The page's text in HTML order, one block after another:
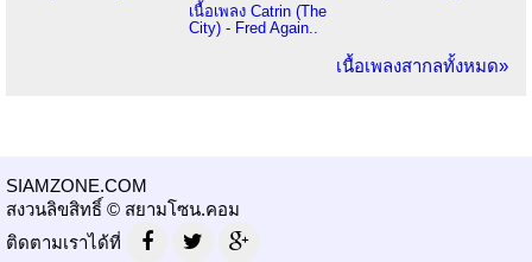
เนื้อเพลง Catrin (The
City) - Fred Again..
เนื้อเพลงสากลทั้งหมด»
SIAMZONE.COM
สงวนลิขสิทธิ์ © สยามโซน.คอม
ติดตามเราได้ที่